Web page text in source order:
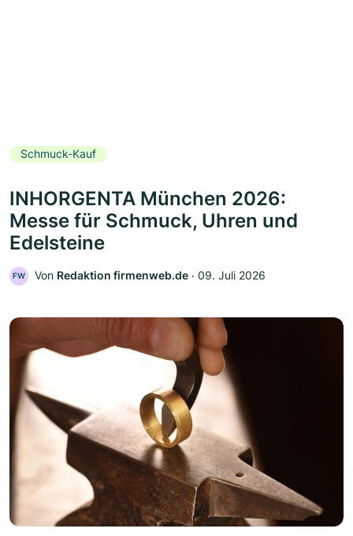
Schmuck-Kauf
INHORGENTA München 2026:
Messe für Schmuck, Uhren und
Edelsteine
FW Von Redaktion firmenweb.de ‧ 09. Juli 2026